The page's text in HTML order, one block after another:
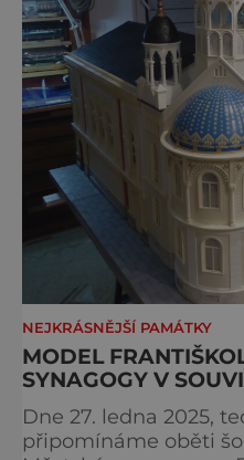
NEJKRÁSNĚJŠÍ PAMÁTKY
MODEL
SYNAGOGY V
Dne 27. ledna 2025,
připomínáme oběti